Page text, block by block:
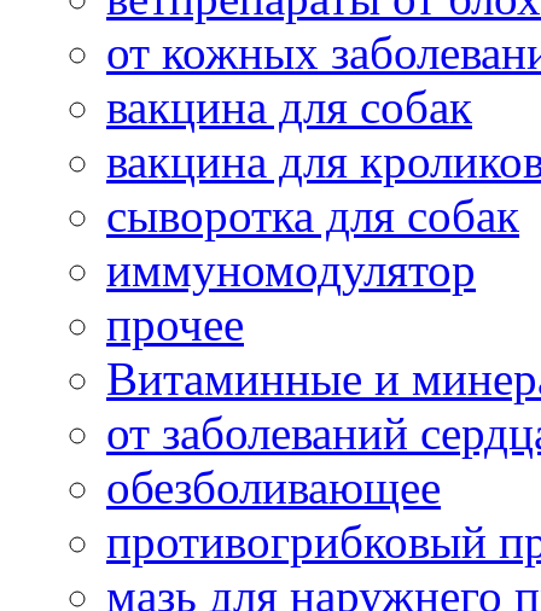
от кожных
вакцина для собак
вакцина для
сыворотка для собак
иммуномодулятор
прочее
Витаминные и
от заболеваний
обезболивающее
противогрибковый
мазь для наружнего